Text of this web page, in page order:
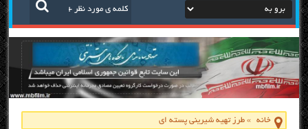
خانه »طرز تهیه شیرینی پسته ای